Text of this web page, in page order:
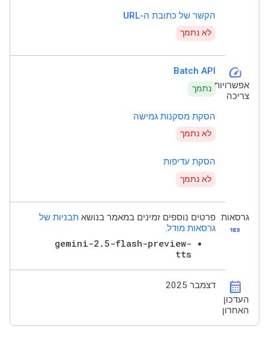
הקשר של כתובת ה-URL
לא נתמך
speed
אפשרויות
צריכה
Batch API
נתמך
הסקת מסקנות גמישה
לא נתמך
הסקת עדיפות
לא נתמך
גרסאות
123
פרטים נוספים זמינים במאמר בנושא תבניות של
גרסאות מודל.
gemini-2.5-flash-preview-
tts
calendar_month
העדכון
האחרון
דצמבר 2025